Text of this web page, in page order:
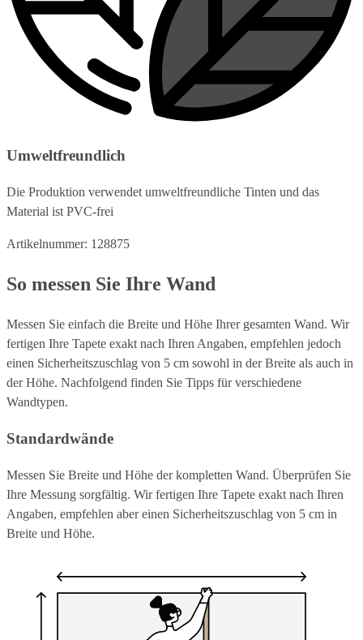
Umweltfreundlich
Die Produktion verwendet umweltfreundliche Tinten und das
Material ist PVC-frei
Artikelnummer: 128875
So messen Sie Ihre Wand
Messen Sie einfach die Breite und Höhe Ihrer gesamten Wand. Wir
fertigen Ihre Tapete exakt nach Ihren Angaben, empfehlen jedoch
einen Sicherheitszuschlag von 5 cm sowohl in der Breite als auch in
der Höhe. Nachfolgend finden Sie Tipps für verschiedene
Wandtypen.
Standardwände
Messen Sie Breite und Höhe der kompletten Wand. Überprüfen Sie
Ihre Messung sorgfältig. Wir fertigen Ihre Tapete exakt nach Ihren
Angaben, empfehlen aber einen Sicherheitszuschlag von 5 cm in
Breite und Höhe.